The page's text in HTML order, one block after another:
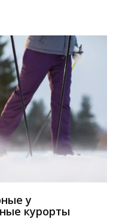
у
курорты